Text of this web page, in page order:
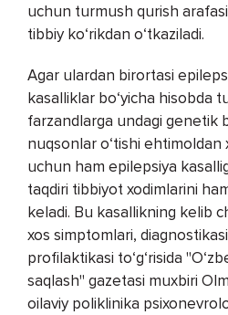
uchun turmush qurish
tibbiy ko‘rikdan o‘tkaziladi.
Agar ulardan birortasi
kasalliklar bo‘yicha hisobda
farzandlarga undagi genetik
nuqsonlar o‘tishi ehtimoldan
uchun ham epilepsiya
taqdiri tibbiyot xodimlarini
keladi. Bu kasallikning kelib
xos simptomlari,
profilaktikasi to‘g‘risida
saqlash" gazetasi muxbiri
oilaviy poliklinika